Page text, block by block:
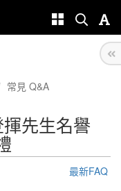
常見 Q&A
先生名譽
最新FAQ